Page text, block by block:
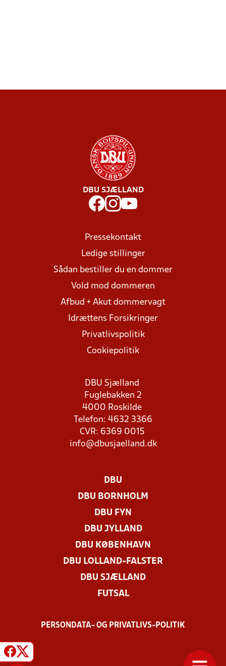
DBU SJÆLLAND
Pressekontakt
Ledige stillinger
Sådan bestiller du en dommer
Vold mod dommeren
Afbud + Akut dommervagt
Idrættens Forsikringer
Privatlivspolitik
Cookiepolitik
DBU Sjælland
Fuglebakken 2
4000 Roskilde
Telefon: 4632 3366
CVR: 6369 0015
info@dbusjaelland.dk
DBU
DBU BORNHOLM
DBU FYN
DBU JYLLAND
DBU KØBENHAVN
DBU LOLLAND-FALSTER
DBU SJÆLLAND
FUTSAL
PERSONDATA- OG PRIVATLIVS-POLITIK